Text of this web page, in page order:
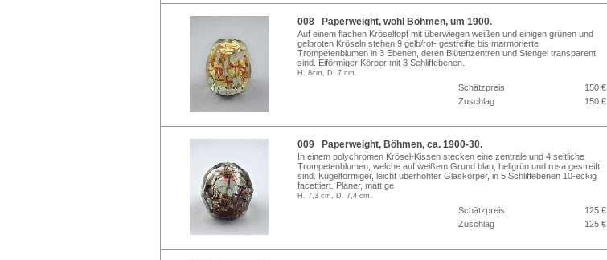
008 Paperweight, wohl Böhmen, um 1900.
Auf einem flachen Kröseltopf mit überwiegen weißen und einigen grünen und
gelbroten Kröseln stehen 9 gelb/rot- gestreifte bis marmorierte
Trompetenblumen in 3 Ebenen, deren Blütenzentren und Stengel transparent
sind. Eiförmiger Körper mit 3 Schliffebenen.
H. 8cm, D. 7 cm.
Schätzpreis
150 €
Zuschlag
150 €
009 Paperweight, Böhmen, ca. 1900-30.
In einem polychromen Krösel-Kissen stecken eine zentrale und 4 seitliche
Trompetenblumen, welche auf weißem Grund blau, hellgrün und rosa gestreift
sind. Kugelförmiger, leicht überhöhter Glaskörper, in 5 Schliffebenen 10-eckig
facettiert. Planer, matt ge
H. 7,3 cm, D. 7,4 cm.
Schätzpreis
125 €
Zuschlag
125 €